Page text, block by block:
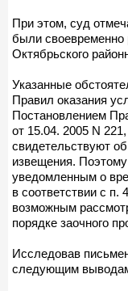
При этом, суд
были
Октябрьского
Указанные
Правил оказания
Постановлением
от 15.04. 2005 N 221,
свидетельствуют
извещения.
уведомленным о
в соответствии с п.
возможным
порядке заочного
Исследовав
следующим